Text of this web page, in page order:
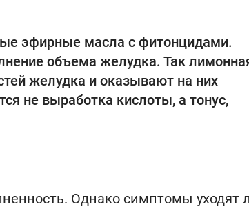
эфирные масла с фитонцидами.
объема желудка. Так
желудка и оказывают на них
не выработка кислоты, а тонус,
Однако симптомы уходят